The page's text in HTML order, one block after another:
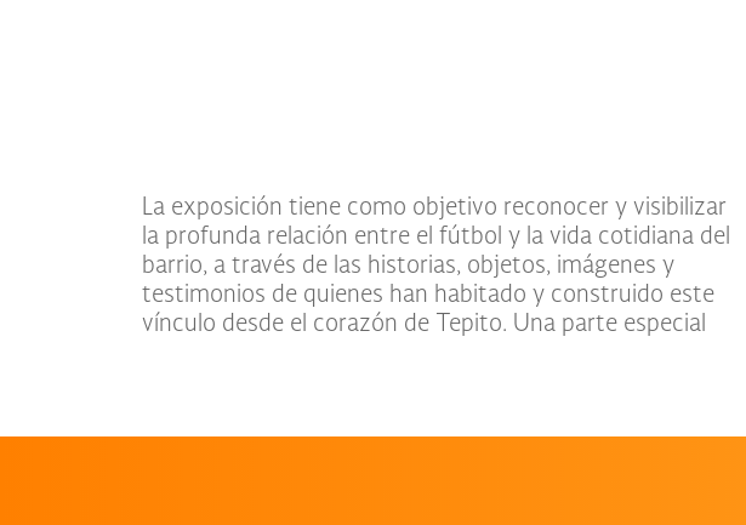
La exposición tiene como objetivo reconocer y visibilizar
la profunda relación entre el fútbol y la vida cotidiana del
barrio, a través de las historias, objetos, imágenes y
testimonios de quienes han habitado y construido este
vínculo desde el corazón de Tepito. Una parte especial
de la exposición está dedicada a “Las Gardenias”, un
equipo conformado por integrantes de la comunidad
LGBT+ que desde hace décadas ha tenido una presencia